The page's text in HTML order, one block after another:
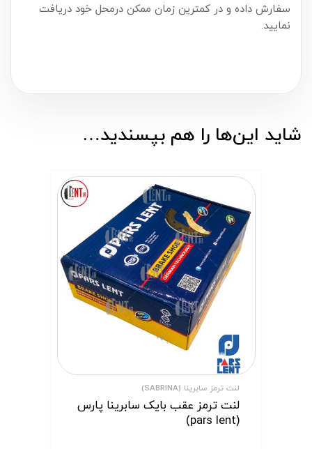
سفارش داده و در کمترین زمان ممکن درمحل خود دریافت
نمایید.
شاید این‌ها را هم بپسندید…
لنت ترمز سابرینا (SABRINA)
لنت ترمز عقب بایک سابرینا پارس
(pars lent)